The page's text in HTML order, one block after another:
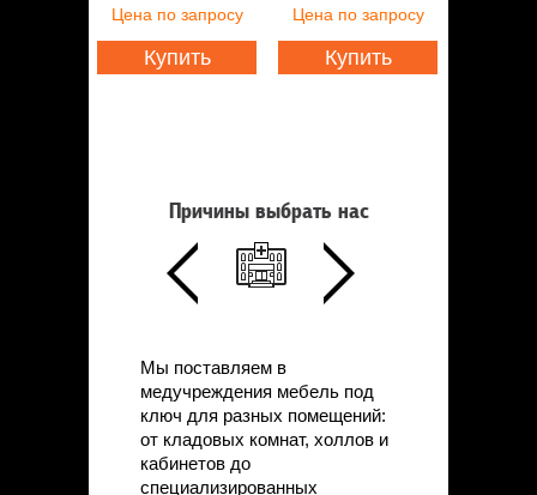
Цена по запросу
Купить
Цена по запросу
Купить
Причины выбрать нас
Мы поставляем в
медучреждения мебель под
ключ для разных помещений:
от кладовых комнат, холлов и
кабинетов до
специализированных